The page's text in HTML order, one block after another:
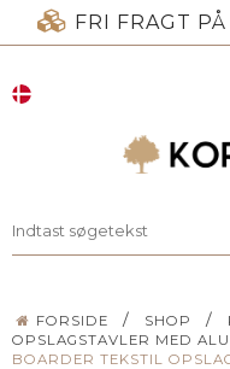
FRI FRAGT
FORSIDE / SHOP /
OPSLAGSTAVLER MED
BOARDER TEKSTIL